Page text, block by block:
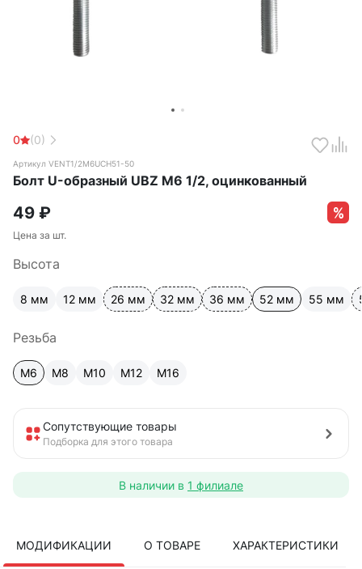
0 (0)
Артикул VENT1/2M6UCH51-50
Болт U-образный UBZ М6 1/2, оцинкованный
49 ₽
Цена за шт.
Высота
8 мм 12 мм 26 мм 32 мм 36 мм 52 мм 55 мм
Резьба
М6 М8 М10 М12 М16
Сопутствующие товары
Подборка для этого товара
В наличии в 1 филиале
МОДИФИКАЦИИ О ТОВАРЕ ХАРАКТЕРИСТИКИ